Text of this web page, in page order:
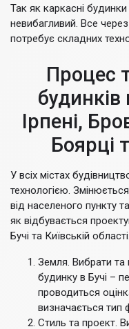
Так як каркасні
невибагливий. Все
потребує складних
Процес
будинків
Ірпені,
Боярці
У всіх містах
технологією.
від населеного пункту
як відбувається
Бучі та Київській області.
Земля. Вибрати та
будинку в Бучі –
проводиться
визначається тип
Стиль та проект.